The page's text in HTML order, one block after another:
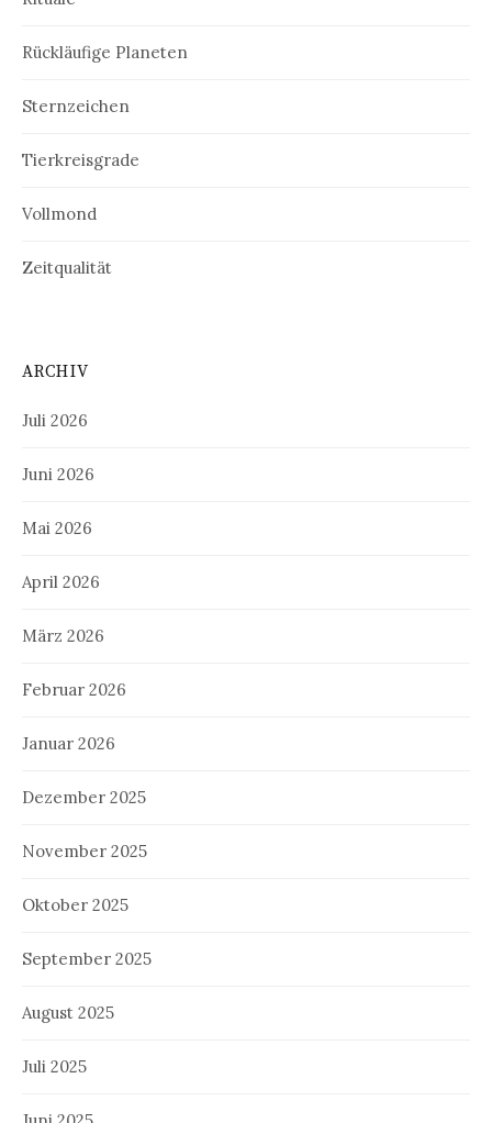
Rückläufige Planeten
Sternzeichen
Tierkreisgrade
Vollmond
Zeitqualität
ARCHIV
Juli 2026
Juni 2026
Mai 2026
April 2026
März 2026
Februar 2026
Januar 2026
Dezember 2025
November 2025
Oktober 2025
September 2025
August 2025
Juli 2025